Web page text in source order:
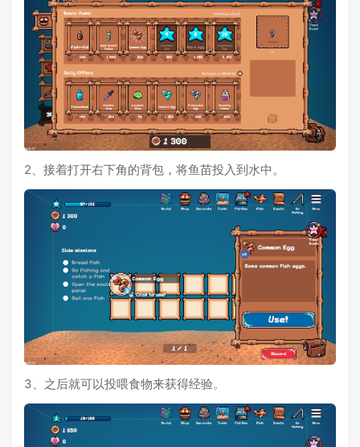
2、接着打开右下角的背包，将鱼苗投入到水中。
3、之后就可以投喂食物来获得经验。